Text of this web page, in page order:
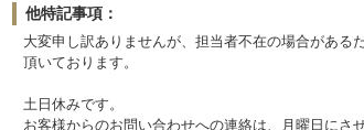
他特記事項：
大変申し訳ありませんが、担当者不在の場合がある
頂いております。
土日休みです。
お客様からのお問い合わせへの連絡は、月曜日にさ